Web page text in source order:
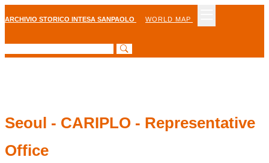
ARCHIVIO STORICO INTESA SANPAOLO WORLD MAP
Seoul - CARIPLO - Representative
Office